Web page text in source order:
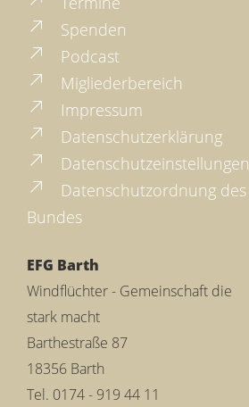
Spenden
Podcast
Migliederbereich
Impressum
Datenschutzerklärung
Datenschutzeinstellungen
Datenschutzordnung des
Bundes
EFG Barth
Windflüchter - Gemeinschaft die
stark macht
Barthestraße 87
18356 Barth
Tel. 0174 - 919 44 11